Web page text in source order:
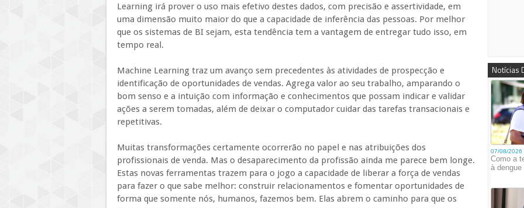
Learning irá prover o uso mais efetivo destes dados, com precisão e assertividade, em
uma dimensão muito maior do que a capacidade de inferência das pessoas. Por melhor
que os sistemas de BI sejam, esta tendência tem a vantagem de entregar tudo isso, em
tempo real.
Machine Learning traz um avanço sem precedentes às atividades de prospecção e
identificação de oportunidades de vendas. Agrega valor ao seu trabalho, amparando o
bom senso e a intuição com informação e conhecimentos que possam indicar e validar
ações a serem tomadas, além de deixar o computador cuidar das tarefas transacionais e
repetitivas.
Muitas transformações certamente ocorrerão no papel e nas atribuições dos
profissionais de venda. Mas o desaparecimento da profissão ainda me parece bem longe.
Estas novas ferramentas trazem para o jogo a capacidade de liberar a força de vendas
para fazer o que sabe melhor: construir relacionamentos e fomentar oportunidades de
forma que somente nós, humanos, fazemos bem. Elas abrem o caminho para que os
Notícias